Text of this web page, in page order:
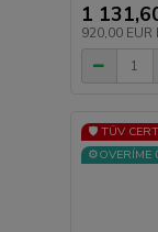
1
920,00 EUR
🛡️ TÜV
⚙️OVERÍME